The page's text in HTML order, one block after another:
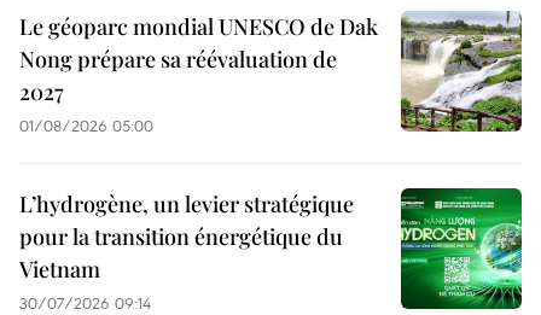
Le géoparc mondial UNESCO de Dak
Nong prépare sa réévaluation de
2027
01/08/2026 05:00
L’hydrogène, un levier stratégique
pour la transition énergétique du
Vietnam
30/07/2026 09:14